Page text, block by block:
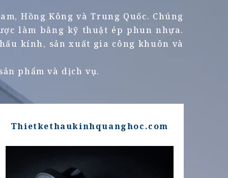
Hồng Kông và Trung Quốc. Chúng
làm bằng kỹ thuật ép phun nhựa.
kính, sản xuất gia công khuôn và
phẩm và dịch vụ.
Thietkethaukinhquanghoc.com